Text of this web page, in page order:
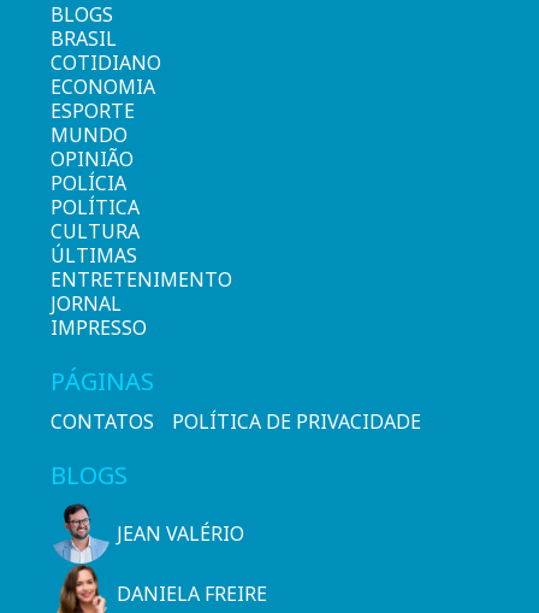
BLOGS
BRASIL
COTIDIANO
ECONOMIA
ESPORTE
MUNDO
OPINIÃO
POLÍCIA
POLÍTICA
CULTURA
ÚLTIMAS
ENTRETENIMENTO
JORNAL
IMPRESSO
PÁGINAS
CONTATOS POLÍTICA DE PRIVACIDADE
BLOGS
JEAN VALÉRIO
DANIELA FREIRE